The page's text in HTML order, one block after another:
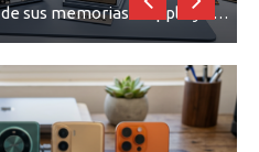
CXMT le dice NO a la venta de sus memorias a Apple y dará prioridad a Huawei y Xiaomi